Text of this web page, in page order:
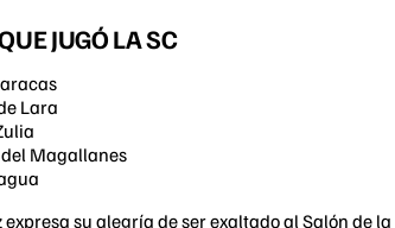
JUGÓ LA SC
Lara
Magallanes
su alegría de ser exaltado al Salón de